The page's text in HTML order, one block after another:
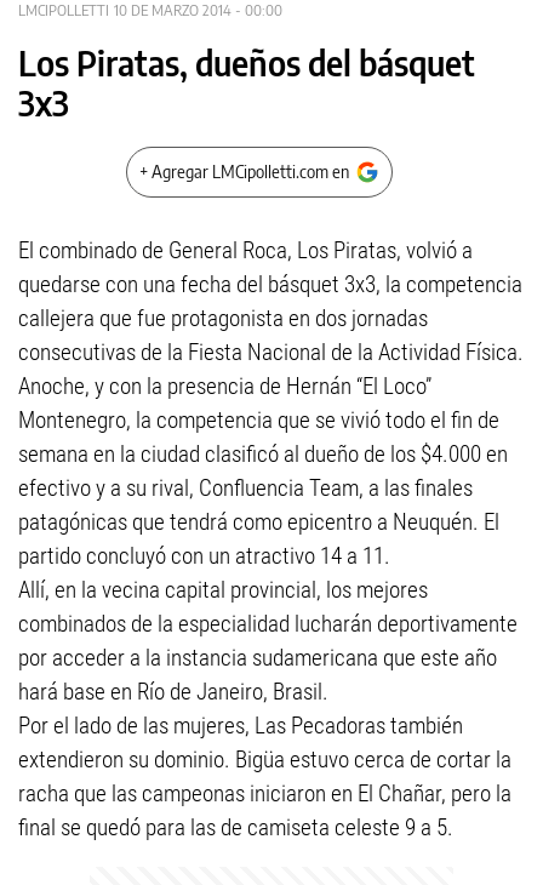
LMCIPOLLETTI 10 DE MARZO 2014 - 00:00
Los Piratas, dueños del básquet
3x3
+ Agregar LMCipolletti.com en
El combinado de General Roca, Los Piratas, volvió a
quedarse con una fecha del básquet 3x3, la competencia
callejera que fue protagonista en dos jornadas
consecutivas de la Fiesta Nacional de la Actividad Física.
Anoche, y con la presencia de Hernán “El Loco”
Montenegro, la competencia que se vivió todo el fin de
semana en la ciudad clasificó al dueño de los $4.000 en
efectivo y a su rival, Confluencia Team, a las finales
patagónicas que tendrá como epicentro a Neuquén. El
partido concluyó con un atractivo 14 a 11.
Allí, en la vecina capital provincial, los mejores
combinados de la especialidad lucharán deportivamente
por acceder a la instancia sudamericana que este año
hará base en Río de Janeiro, Brasil.
Por el lado de las mujeres, Las Pecadoras también
extendieron su dominio. Bigüa estuvo cerca de cortar la
racha que las campeonas iniciaron en El Chañar, pero la
final se quedó para las de camiseta celeste 9 a 5.